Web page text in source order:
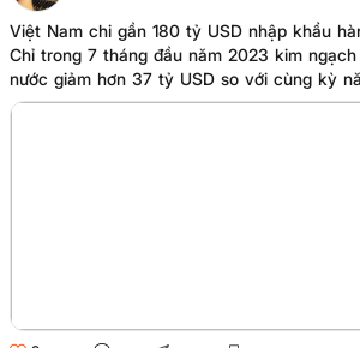
Việt Nam chi gần 180 tỷ USD nhập khẩu
Chỉ trong 7 tháng đầu năm 2023 kim
nước giảm hơn 37 tỷ USD so với cùng kỳ